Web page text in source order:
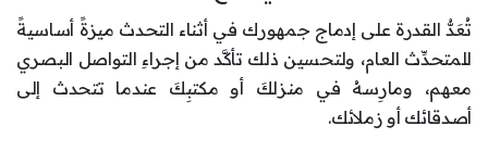
تُعَدُّ القدرة على إدماج جمهورك في أثناء التحدث ميزةً أساسيةً
للمتحدِّث العام، ولتحسين ذلك تأكَّد من إجراءِ التواصل البصري
معهم، ومارِسهُ في منزلكَ أو مكتبِكَ عندما تتحدث إلى
أصدقائك أو زملائك.